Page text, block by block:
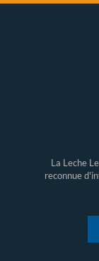
La Leche
reconnue